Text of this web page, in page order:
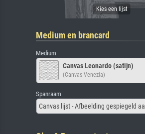
Medium en brancard
Medium
Canvas Leonardo (satijn)
(Canvas Venezia)
Spanraam